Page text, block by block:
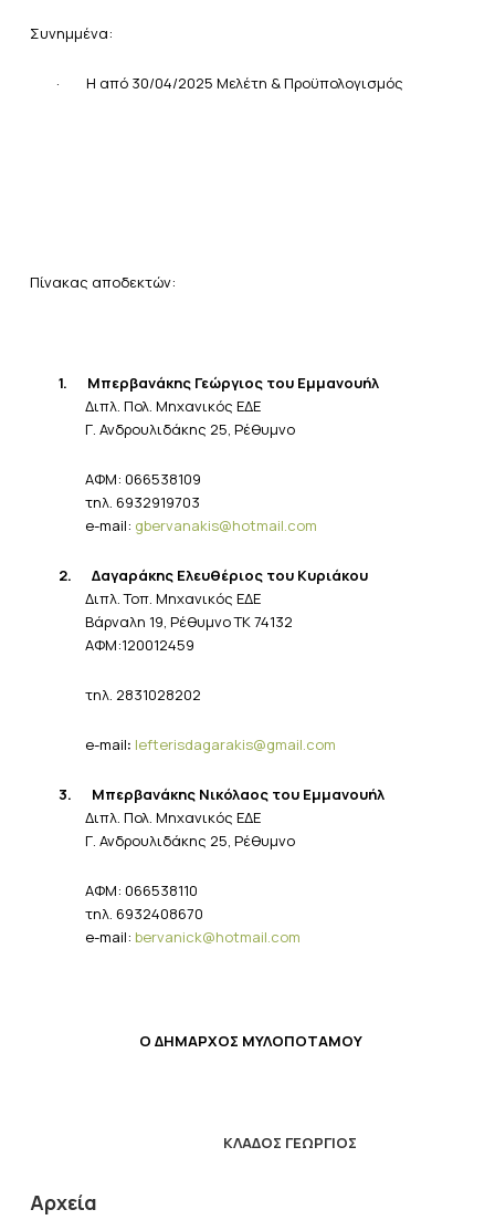
Συνημμένα:
· Η από 30/04/2025 Μελέτη & Προϋπολογισμός
Πίνακας αποδεκτών:
1. ΜπερβανάκηςΓεώργιος του Εμμανουήλ
Διπλ. Πολ. Μηχανικός ΕΔΕ
Γ. Ανδρουλιδάκης 25, Ρέθυμνο
ΑΦΜ: 066538109
τηλ . 6932919703
e-mail: gbervanakis@hotmail.com
2.
Δαγαράκης Ελευθέριος του Κυριάκου
Διπλ. Τοπ. Μηχανικός ΕΔΕ
Βάρναλη 19, Ρέθυμνο ΤΚ 74132
ΑΦΜ:120012459
τηλ . 2831028202
e-mail: lefterisdagarakis@gmail.com
3. ΜπερβανάκηςΝικόλαος του Εμμανουήλ
Διπλ. Πολ. Μηχανικός ΕΔΕ
Γ. Ανδρουλιδάκης 25, Ρέθυμνο
ΑΦΜ: 066538110
τηλ . 6932408670
e-mail: bervanick@hotmail.com
Ο ΔΗΜΑΡΧΟΣ ΜΥΛΟΠΟΤΑΜΟΥ
ΚΛΑΔΟΣ ΓΕΩΡΓΙΟΣ
Αρχεία